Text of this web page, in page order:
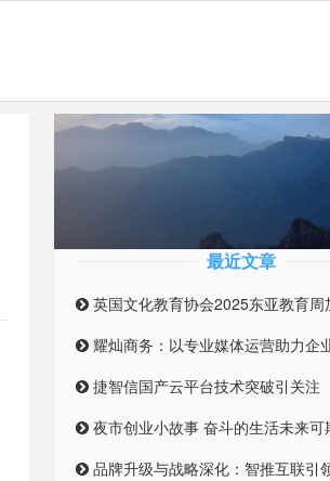
最近文章
英国文化教育协会2025东亚教育周加强推动英国与东亚高等教
耀灿商务：以专业媒体运营助力企业破
捷智信国产云平台技术突破引关注
夜市创业小故事 奋斗的生活未来可期｜兄弟合伙摆摊
品牌升级与战略深化：智推互联引领全媒体整